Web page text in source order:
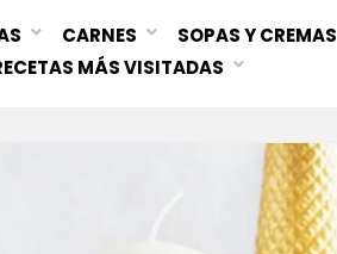
CARNES SOPAS Y CREMAS
MÁS VISITADAS